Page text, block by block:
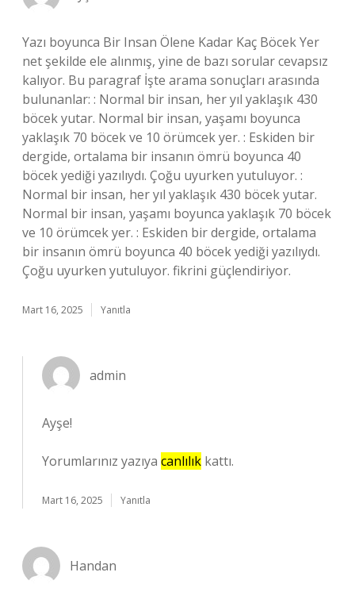
Yazı boyunca Bir Insan Ölene Kadar Kaç Böcek Yer
net şekilde ele alınmış, yine de bazı sorular cevapsız
kalıyor. Bu paragraf İşte arama sonuçları arasında
bulunanlar: : Normal bir insan, her yıl yaklaşık 430
böcek yutar. Normal bir insan, yaşamı boyunca
yaklaşık 70 böcek ve 10 örümcek yer. : Eskiden bir
dergide, ortalama bir insanın ömrü boyunca 40
böcek yediği yazılıydı. Çoğu uyurken yutuluyor. :
Normal bir insan, her yıl yaklaşık 430 böcek yutar.
Normal bir insan, yaşamı boyunca yaklaşık 70 böcek
ve 10 örümcek yer. : Eskiden bir dergide, ortalama
bir insanın ömrü boyunca 40 böcek yediği yazılıydı.
Çoğu uyurken yutuluyor. fikrini güçlendiriyor.
Mart 16, 2025 Yanıtla
admin
Ayşe!
Yorumlarınız yazıya canlılık kattı.
Mart 16, 2025 Yanıtla
Handan